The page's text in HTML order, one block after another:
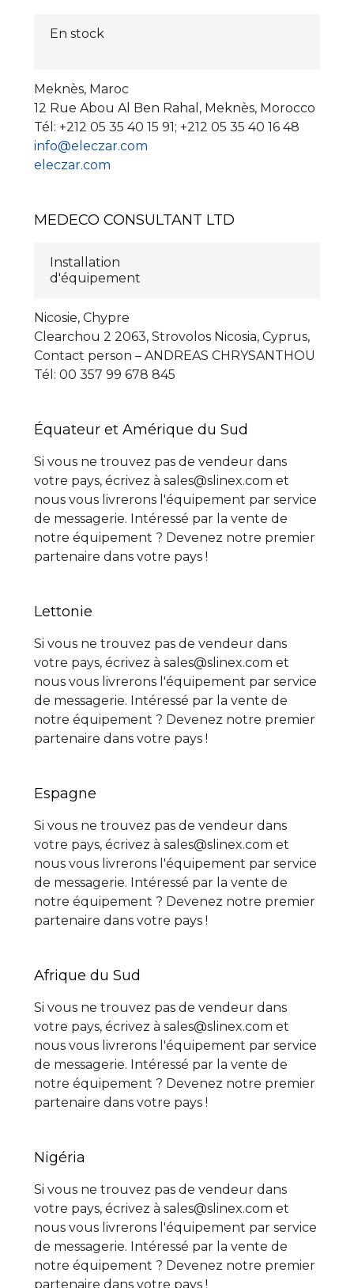
En stock
Meknès, Maroc
12 Rue Abou Al Ben Rahal, Meknès, Morocco
Tél: +212 05 35 40 15 91; +212 05 35 40 16 48
info@eleczar.com
eleczar.com
MEDECO CONSULTANT LTD
Installation
d'équipement
Nicosie, Chypre
Clearchou 2 2063, Strovolos Nicosia, Cyprus,
Сontact person – ANDREAS CHRYSANTHOU
Tél: 00 357 99 678 845
Équateur et Amérique du Sud
Si vous ne trouvez pas de vendeur dans
votre pays, écrivez à sales@slinex.com et
nous vous livrerons l'équipement par service
de messagerie. Intéressé par la vente de
notre équipement ? Devenez notre premier
partenaire dans votre pays !
Lettonie
Si vous ne trouvez pas de vendeur dans
votre pays, écrivez à sales@slinex.com et
nous vous livrerons l'équipement par service
de messagerie. Intéressé par la vente de
notre équipement ? Devenez notre premier
partenaire dans votre pays !
Espagne
Si vous ne trouvez pas de vendeur dans
votre pays, écrivez à sales@slinex.com et
nous vous livrerons l'équipement par service
de messagerie. Intéressé par la vente de
notre équipement ? Devenez notre premier
partenaire dans votre pays !
Afrique du Sud
Si vous ne trouvez pas de vendeur dans
votre pays, écrivez à sales@slinex.com et
nous vous livrerons l'équipement par service
de messagerie. Intéressé par la vente de
notre équipement ? Devenez notre premier
partenaire dans votre pays !
Nigéria
Si vous ne trouvez pas de vendeur dans
votre pays, écrivez à sales@slinex.com et
nous vous livrerons l'équipement par service
de messagerie. Intéressé par la vente de
notre équipement ? Devenez notre premier
partenaire dans votre pays !